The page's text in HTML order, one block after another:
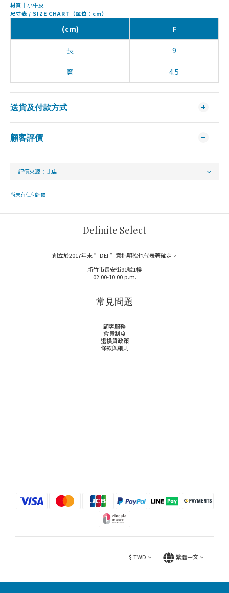
材質｜ 小牛皮
尺寸表 / SIZE CHART（單位：cm）
(cm) F
長 9
寬 4.5
送貨及付款方式
顧客評價
尚未有任何評價
Definite Select
創立於2017年末 ”DEF”意指明確也代表著確定。
新竹市長安街91號1樓
02:00-10:00 p.m.
常見問題
顧客服務
會員制度
退換貨政策
條款與細則
$ TWD 繁體中文